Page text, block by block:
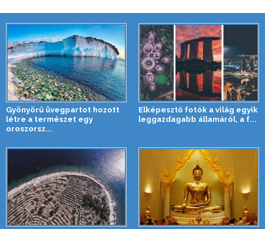
Gyönyörű üvegpartot hozott
létre a természet egy
oroszorsz...
Elképesztő fotók a világ egyik
leggazdagabb államáról, a f...